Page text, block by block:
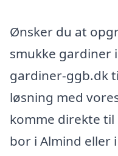
Ønsker du at
smukke gardiner
gardiner-ggb.dk
løsning med
komme direkte til
bor i Almind eller